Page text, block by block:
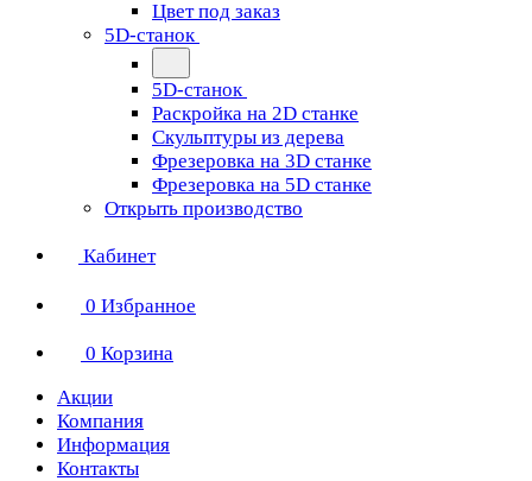
Цвет под заказ
5D-станок
5D-станок
Раскройка на 2D станке
Скульптуры из дерева
Фрезеровка на 3D станке
Фрезеровка на 5D станке
Открыть производство
Кабинет
0 Избранное
0 Корзина
Акции
Компания
Информация
Контакты